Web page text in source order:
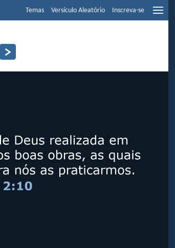
Temas Versículo Aleatório Inscreva-se